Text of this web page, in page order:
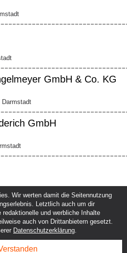
GmbH & Co. KG
Darmstadt
GmbH
Kunden und Partner
Events eintragen
Werbung & Promotion
Eventplanung & Ausrichtung
Dienstleistungen
Wir werten damit die Seitennutzung
Letztlich auch um dir
und werbliche Inhalte
auch von Drittanbietern gesetzt.
Datenschutzerklärung.